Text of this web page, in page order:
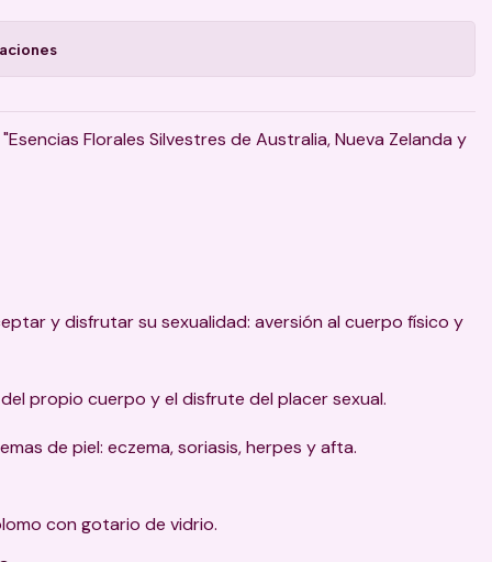
Florales Silvestres de Australia, Nueva Zelanda y
y disfrutar su sexualidad: aversión al cuerpo físico y
propio cuerpo y el disfrute del placer sexual.
de piel: eczema, soriasis, herpes y afta.
con gotario de vidrio.